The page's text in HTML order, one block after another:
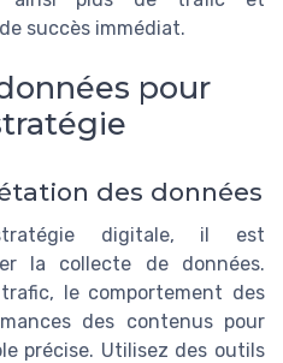
succès immédiat.
pour
des données
digitale, il est
la collecte de données.
le comportement des
des contenus pour
précise. Utilisez des outils